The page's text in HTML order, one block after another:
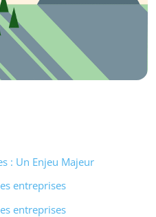
: Un Enjeu Majeur
entreprises
entreprises